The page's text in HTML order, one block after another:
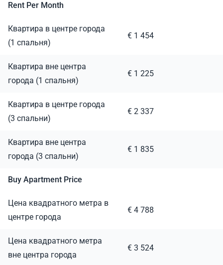
Rent Per Month
Квартира в центре города
(1 спальня)
€ 1 454
Квартира вне центра
города (1 спальня)
€ 1 225
Квартира в центре города
(3 спальни)
€ 2 337
Квартира вне центра
города (3 спальни)
€ 1 835
Buy Apartment Price
Цена квадратного метра в
центре города
€ 4 788
Цена квадратного метра
вне центра города
€ 3 524